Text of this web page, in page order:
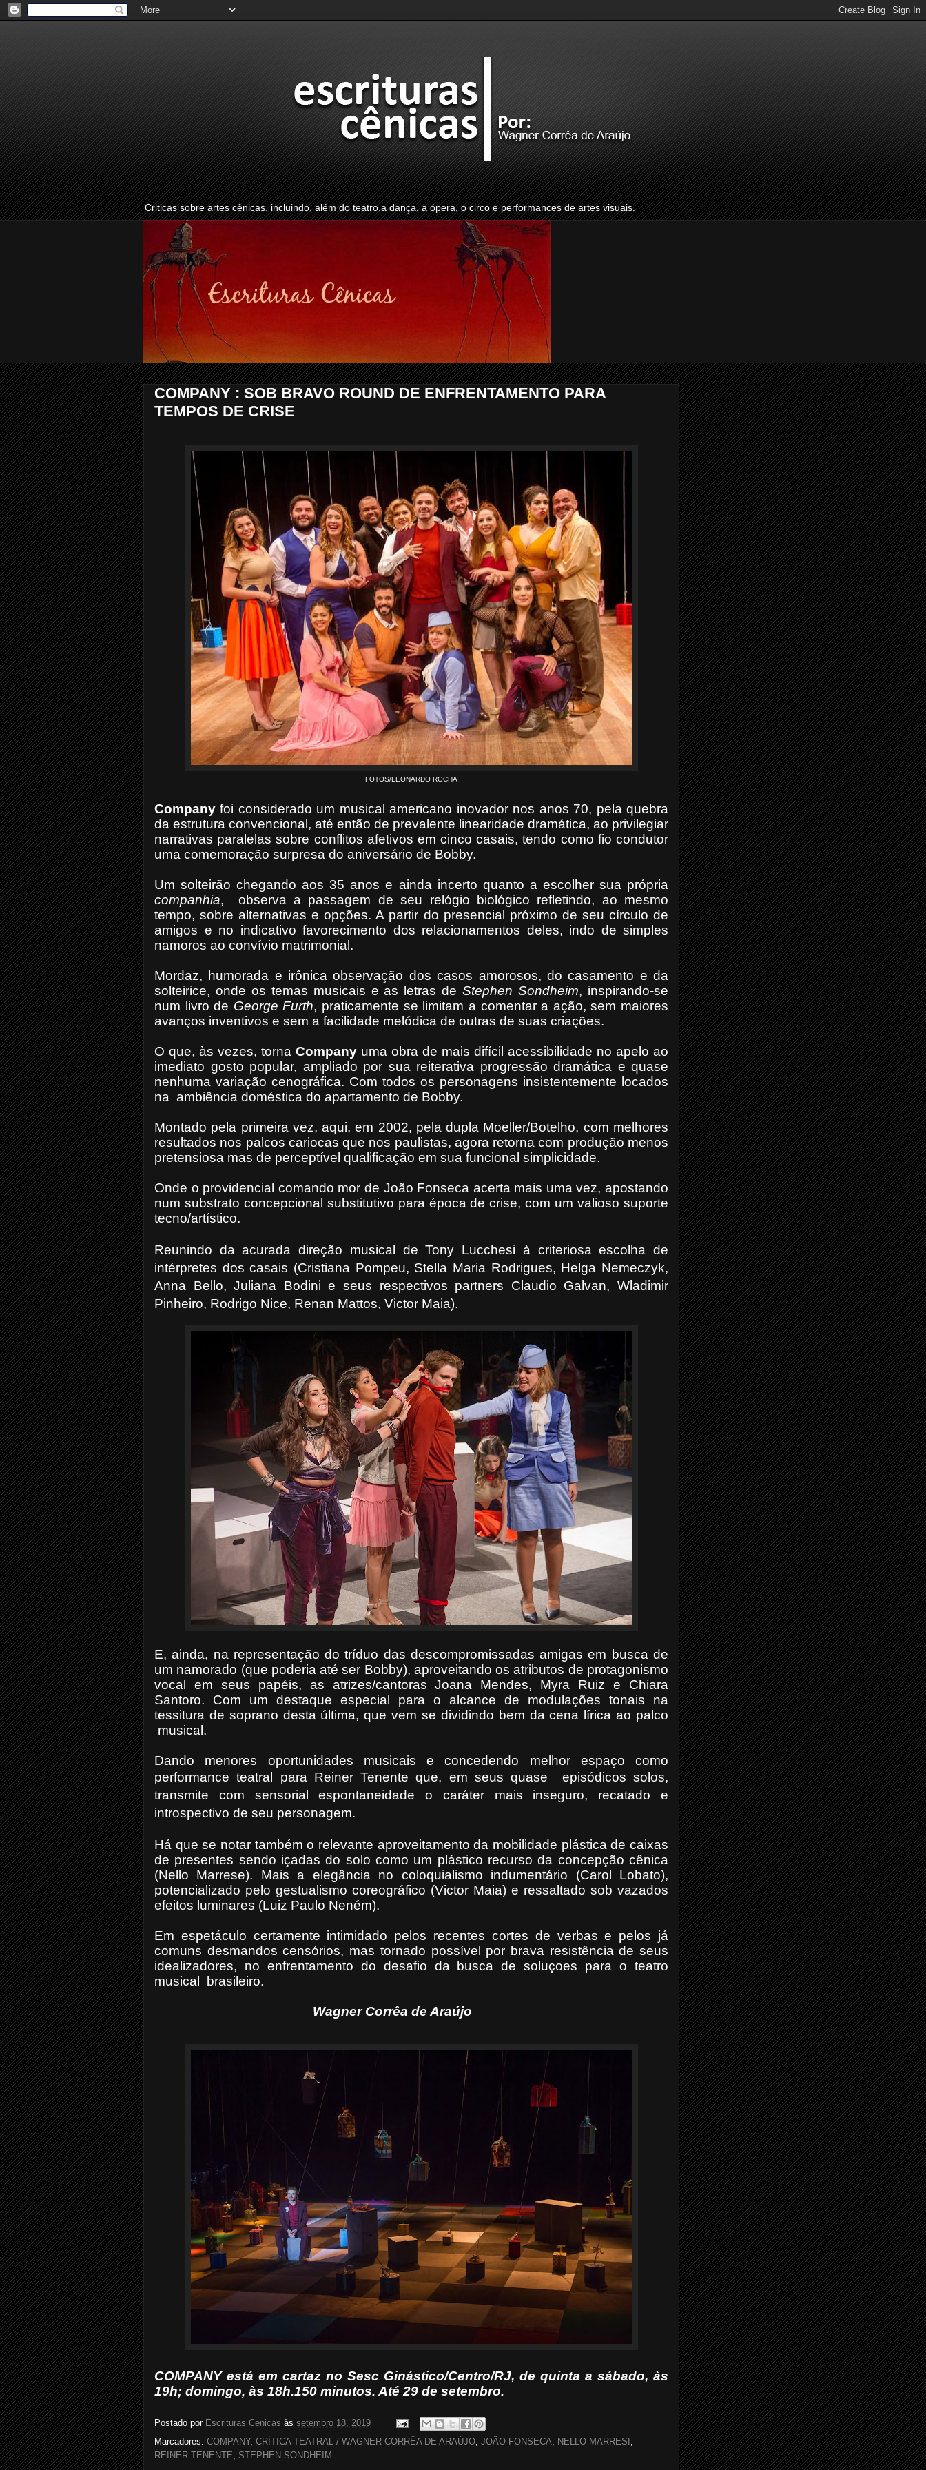
Criticas sobre artes cênicas, incluindo, além do teatro,a dança, a ópera, o circo e performances de artes visuais.
COMPANY : SOB BRAVO ROUND DE ENFRENTAMENTO PARA
TEMPOS DE CRISE
FOTOS/LEONARDO ROCHA
Company foi considerado um musical americano inovador nos anos 70, pela quebra
da estrutura convencional, até então de prevalente linearidade dramática, ao privilegiar
narrativas paralelas sobre conflitos afetivos em cinco casais, tendo como fio condutor
uma comemoração surpresa do aniversário de Bobby.
Um solteirão chegando aos 35 anos e ainda incerto quanto a escolher sua própria
companhia, observa a passagem de seu relógio biológico refletindo, ao mesmo
tempo, sobre alternativas e opções. A partir do presencial próximo de seu círculo de
amigos e no indicativo favorecimento dos relacionamentos deles, indo de simples
namoros ao convívio matrimonial.
Mordaz, humorada e irônica observação dos casos amorosos, do casamento e da
solteirice, onde os temas musicais e as letras deStephen Sondheim, inspirando-se
num livro de George Furth, praticamente se limitam a comentar a ação, sem maiores
avanços inventivos e sem a facilidade melódica de outras de suas criações.
O que, às vezes, torna Company uma obra de mais difícil acessibilidade no apelo ao
imediato gosto popular, ampliado por sua reiterativa progressão dramática e quase
nenhuma variação cenográfica. Com todos os personagens insistentemente locados
na ambiência doméstica do apartamento de Bobby.
Montado pela primeira vez, aqui, em 2002, pela dupla Moeller/Botelho, com melhores
resultados nos palcos cariocas que nos paulistas, agora retorna com produção menos
pretensiosa mas de perceptível qualificação em sua funcional simplicidade.
Onde o providencial comando mor de João Fonseca acerta mais uma vez, apostando
num substrato concepcional substitutivo para época de crise, com um valioso suporte
tecno/artístico.
Reunindo da acurada direção musical de Tony Lucchesi à criteriosa escolha de
intérpretes dos casais (Cristiana Pompeu, Stella Maria Rodrigues, Helga Nemeczyk,
Anna Bello, Juliana Bodini e seus respectivos partners Claudio Galvan, Wladimir
Pinheiro, Rodrigo Nice, Renan Mattos, Victor Maia).
E, ainda, na representação do tríduo das descompromissadas amigas em busca de
um namorado (que poderia até ser Bobby), aproveitando os atributos de protagonismo
vocal em seus papéis, as atrizes/cantoras Joana Mendes, Myra Ruiz e Chiara
Santoro. Com um destaque especial para o alcance de modulações tonais na
tessitura de soprano desta última, que vem se dividindo bem da cena lírica ao palco
musical.
Dando menores oportunidades musicais e concedendo melhor espaço como
performance teatral para Reiner Tenente que, em seus quase
episódicos solos,
transmite com sensorial espontaneidade o caráter mais inseguro, recatado e
introspectivo de seu personagem.
Há que se notar também o relevante aproveitamento da mobilidade plástica de caixas
de presentes sendo içadas do solo como um plástico recurso da concepção cênica
(Nello Marrese). Mais a elegância no coloquialismo indumentário (Carol Lobato),
potencializado pelo gestualismo coreográfico (Victor Maia) e ressaltado sob vazados
efeitos luminares (Luiz Paulo Neném).
Em espetáculo certamente intimidado pelos recentes cortes de verbas e pelos já
comuns desmandos censórios, mas tornado possível por brava resistência de seus
idealizadores, no enfrentamento do desafio da busca de soluçoes para o teatro
musical brasileiro.
Wagner Corrêa de Araújo
COMPANY está em cartaz no Sesc Ginástico/Centro/RJ, de quinta a sábado, às
19h; domingo, às 18h.150 minutos. Até 29 de setembro.
Postado por Escrituras Cenicas às setembro 18, 2019
Marcadores: COMPANY, CRÍTICA TEATRAL / WAGNER CORRÊA DE ARAÚJO JOÃO FONSECA NELLO MARRESI
REINER TENENTE
STEPHEN SONDHEIM